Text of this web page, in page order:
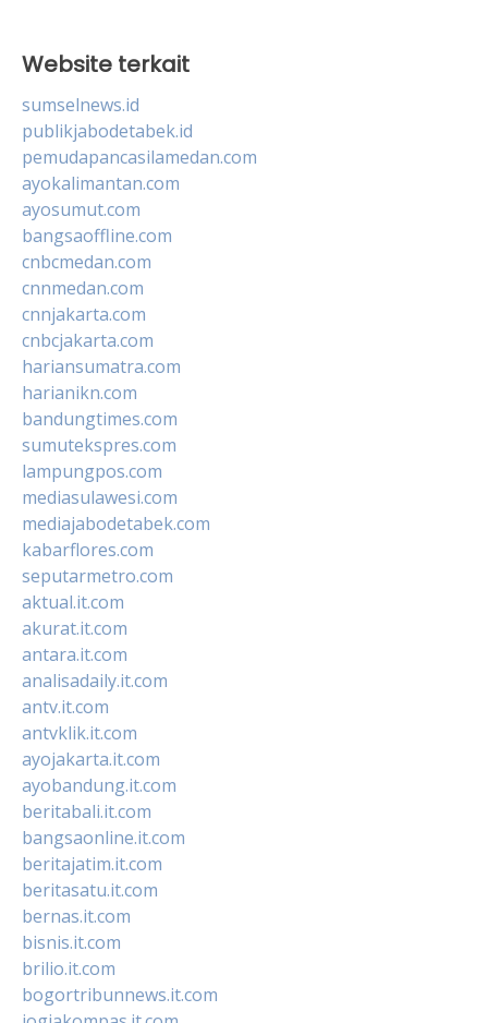
Website terkait
sumselnews.id
publikjabodetabek.id
pemudapancasilamedan.com
ayokalimantan.com
ayosumut.com
bangsaoffline.com
cnbcmedan.com
cnnmedan.com
cnnjakarta.com
cnbcjakarta.com
hariansumatra.com
harianikn.com
bandungtimes.com
sumutekspres.com
lampungpos.com
mediasulawesi.com
mediajabodetabek.com
kabarflores.com
seputarmetro.com
aktual.it.com
akurat.it.com
antara.it.com
analisadaily.it.com
antv.it.com
antvklik.it.com
ayojakarta.it.com
ayobandung.it.com
beritabali.it.com
bangsaonline.it.com
beritajatim.it.com
beritasatu.it.com
bernas.it.com
bisnis.it.com
brilio.it.com
bogortribunnews.it.com